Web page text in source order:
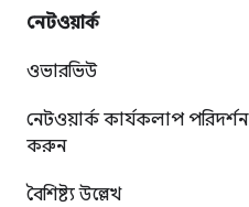
নেটওয়ার্ক
ওভারভিউ
নেটওয়ার্ক কার্যকলাপ পরিদর্শন
করুন
বৈশিষ্ট্য উল্লেখ